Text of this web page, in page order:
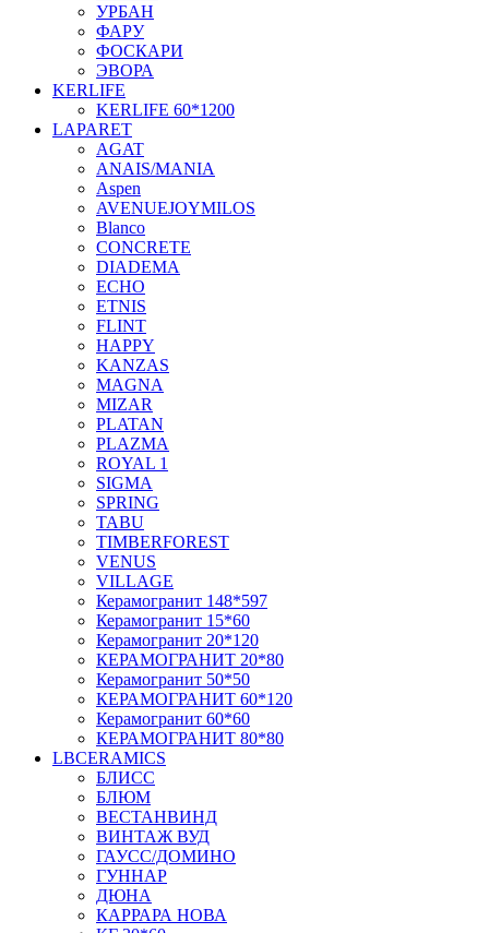
УРБАН
ФАРУ
ФОСКАРИ
ЭВОРА
KERLIFE
KERLIFE 60*1200
LAPARET
AGAT
ANAIS/MANIA
Aspen
AVENUEJOYMILOS
Blanco
CONCRETE
DIADEMA
ECHO
ETNIS
FLINT
HAPPY
KANZAS
MAGNA
MIZAR
PLATAN
PLAZMA
ROYAL 1
SIGMA
SPRING
TABU
TIMBERFOREST
VENUS
VILLAGE
Керамогранит 148*597
Керамогранит 15*60
Керамогранит 20*120
КЕРАМОГРАНИТ 20*80
Керамогранит 50*50
КЕРАМОГРАНИТ 60*120
Керамогранит 60*60
КЕРАМОГРАНИТ 80*80
LBCERAMICS
БЛИСС
БЛЮМ
ВЕСТАНВИНД
ВИНТАЖ ВУД
ГАУСС/ДОМИНО
ГУННАР
ДЮНА
КАРРАРА НОВА